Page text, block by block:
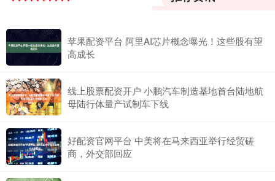
苹果配资平台 阿里AI芯片概念曝光！这些股有望
高成长
线上股票配资开户 小鹏汽车制造基地首台陆地航
母陆行体量产试制车下线
好配资官网平台 中美将在马来西亚举行经贸磋
商，外交部回应